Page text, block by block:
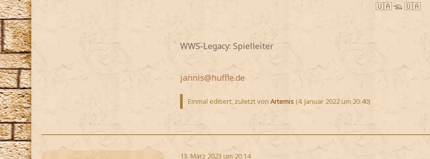
🇺🇦 🦡 🇺🇦
WWS-Legacy: Spielleiter
jannis@huffle.de
Einmal editiert, zuletzt von Artemis (4. Januar 2022 um 20:40)
13. März 2023 um 20:14